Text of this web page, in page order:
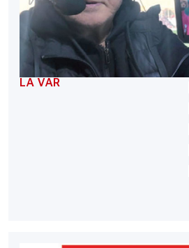
LA VAR